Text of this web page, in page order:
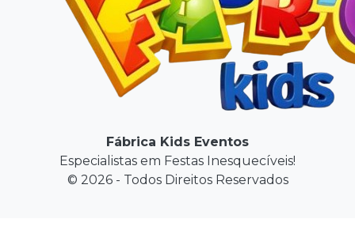
Fábrica Kids Eventos
Especialistas em Festas Inesquecíveis!
© 2026 - Todos Direitos Reservados